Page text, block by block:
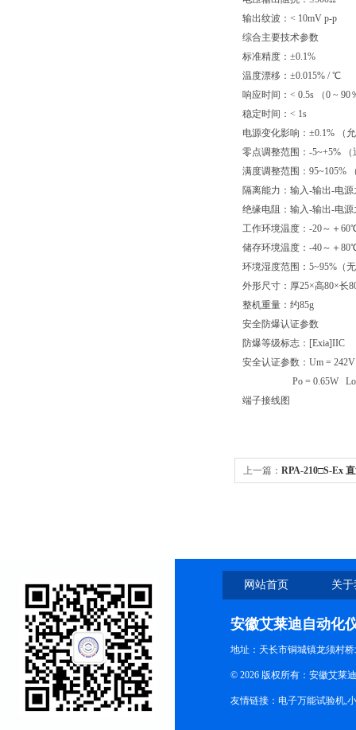
输出纹波：< 10mV p-p
综合主要技术参数
标准精度：±0.1%
温度漂移：±0.015% / ℃
响应时间：< 0.5s （0 ~ 90
稳定时间：< 1s
电源变化影响：±0.1% （
零点调整范围：-5~+5%
满度调整范围：95~105%
隔离能力：输入-输出-电源
绝缘电阻：输入-输出-电
工作环境温度：-20～＋
储存环境温度：-40～＋
环境湿度范围：5~95%（
外形尺寸：厚25×高80×长
整机重量：约85g
安全防爆认证参数
防爆等级标志：[Exia]IIC
安全认证参数：Um =
Po = 0.65W Lo =
端子接线图
上一篇： RPA-210□S-Ex
网站首页 关
安徽艾莱迪自动化
地址：天长市铜城镇龙须村
© 2026 版权所有：安徽艾莱
友情链接： 电子万能试验机,